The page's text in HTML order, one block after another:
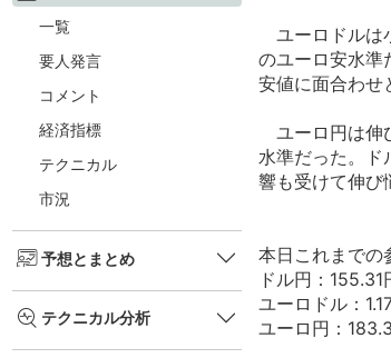
一覧
要人発言
コメント
経済指標
テクニカル
市況
予想とまとめ
テクニカル分析
ユーロドルは
のユーロ安水準
安値に面合わせ
ユーロ円は伸
水準だった。ド
響も受けて伸び
本日これまでの
ドル円：
ユーロドル：
ユーロ円：